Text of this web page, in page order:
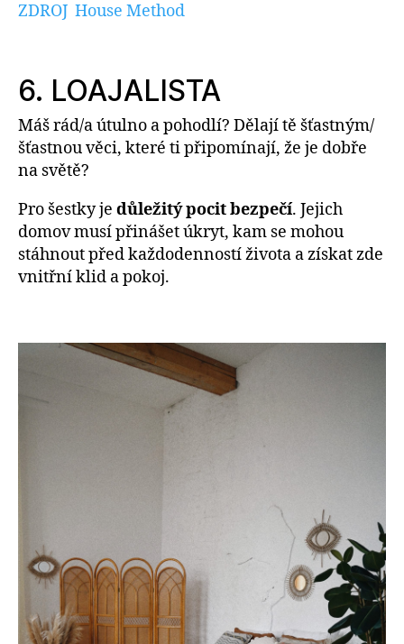
ZDROJ House Method
6. LOAJALISTA
Máš rád/a útulno a pohodlí? Dělají tě šťastným/
šťastnou věci, které ti připomínají, že je dobře
na světě?
Pro šestky je důležitý pocit bezpečí. Jejich
domov musí přinášet úkryt, kam se mohou
stáhnout před každodenností života a získat zde
vnitřní klid a pokoj.